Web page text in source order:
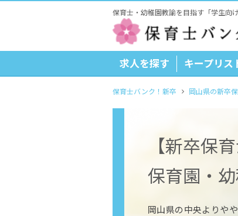
保育士・幼稚園教諭を目指す「学生向
求人を探す キープリス
保育士バンク！新卒 岡山県の新卒
【新卒保
保育園・
岡山県の中央よりや